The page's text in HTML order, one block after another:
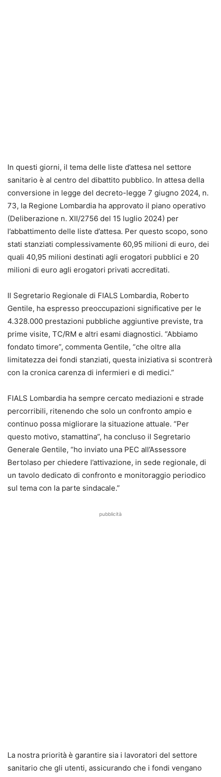
In questi giorni, il tema delle liste d’attesa nel settore
sanitario è al centro del dibattito pubblico. In attesa della
conversione in legge del decreto-legge 7 giugno 2024, n.
73, la Regione Lombardia ha approvato il piano operativo
(Deliberazione n. XII/2756 del 15 luglio 2024) per
l’abbattimento delle liste d’attesa. Per questo scopo, sono
stati stanziati complessivamente 60,95 milioni di euro, dei
quali 40,95 milioni destinati agli erogatori pubblici e 20
milioni di euro agli erogatori privati accreditati.
Il Segretario Regionale di FIALS Lombardia, Roberto
Gentile, ha espresso preoccupazioni significative per le
4.328.000 prestazioni pubbliche aggiuntive previste, tra
prime visite, TC/RM e altri esami diagnostici. “Abbiamo
fondato timore”, commenta Gentile, “che oltre alla
limitatezza dei fondi stanziati, questa iniziativa si scontrerà
con la cronica carenza di infermieri e di medici.”
FIALS Lombardia ha sempre cercato mediazioni e strade
percorribili, ritenendo che solo un confronto ampio e
continuo possa migliorare la situazione attuale. “Per
questo motivo, stamattina”, ha concluso il Segretario
Generale Gentile, “ho inviato una PEC all’Assessore
Bertolaso per chiedere l’attivazione, in sede regionale, di
un tavolo dedicato di confronto e monitoraggio periodico
sul tema con la parte sindacale.”
pubblicità
La nostra priorità è garantire sia i lavoratori del settore
sanitario che gli utenti, assicurando che i fondi vengano